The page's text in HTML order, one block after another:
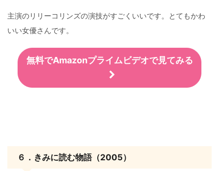
主演のリリーコリンズの演技がすごくいいです。とてもかわ
いい女優さんです。
無料でAmazonプライムビデオで見てみる
６．きみに読む物語（2005）